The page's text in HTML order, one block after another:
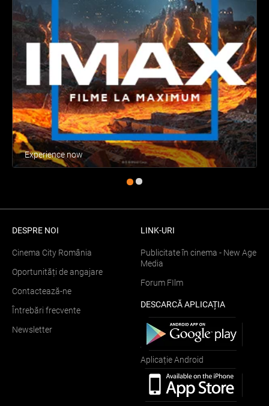
Experience now
DESPRE NOI
Cinema City România
Oportunități de angajare
Contactează-ne
Întrebări frecvente
Newsletter
LINK-URI
Publicitate în cinema - New Age
Media
Forum FIlm
DESCARCĂ APLICAȚIA
Aplicație Android